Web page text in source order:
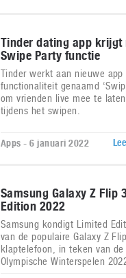
Tinder dating app krijgt
Swipe Party functie
Tinder werkt aan nieuwe app
functionaliteit genaamd
om vrienden live mee te
tijdens het swipen.
Apps - 6 januari 2022
Samsung Galaxy Z Flip
Edition 2022
Samsung kondigt Limited
van de populaire Galaxy Z
klaptelefoon, in teken van de
Olympische Winterspelen